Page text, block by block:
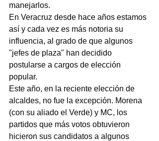
manejarlos.
En Veracruz desde hace años estamos
así y cada vez es más notoria su
influencia, al grado de que algunos
"jefes de plaza" han decidido
postularse a cargos de elección
popular.
Este año, en la reciente elección de
alcaldes, no fue la excepción. Morena
(con su aliado el Verde) y MC, los
partidos que más votos obtuvieron
hicieron sus candidatos a algunos